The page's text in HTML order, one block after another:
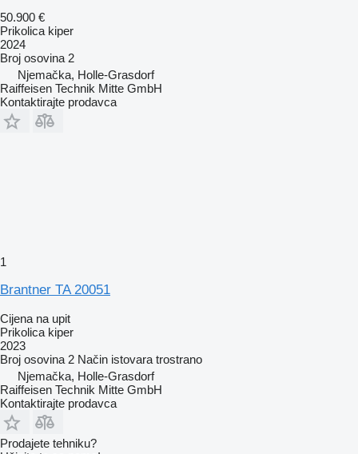
50.900 €
Prikolica kiper
2024
Broj osovina 2
Njemačka, Holle-Grasdorf
Raiffeisen Technik Mitte GmbH
Kontaktirajte prodavca
1
Brantner TA 20051
Cijena na upit
Prikolica kiper
2023
Broj osovina 2 Način istovara trostrano
Njemačka, Holle-Grasdorf
Raiffeisen Technik Mitte GmbH
Kontaktirajte prodavca
Prodajete tehniku?